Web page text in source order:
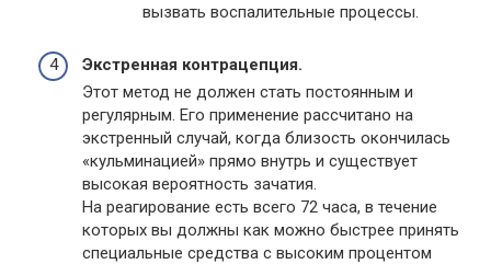
вызвать воспалительные процессы.
Экстренная контрацепция.
Этот метод не должен стать постоянным и
регулярным. Его применение рассчитано на
экстренный случай, когда близость окончилась
«кульминацией» прямо внутрь и существует
высокая вероятность зачатия.
На реагирование есть всего 72 часа, в течение
которых вы должны как можно быстрее принять
специальные средства с высоким процентом